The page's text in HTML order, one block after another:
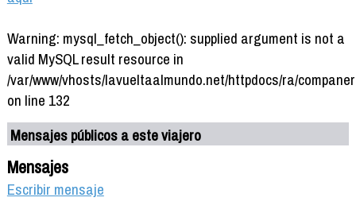
Warning: mysql_fetch_object(): supplied argument is not a
valid MySQL result resource in
/var/www/vhosts/lavueltaalmundo.net/httpdocs/ra/
on line 132
Mensajes públicos a este viajero
Mensajes
Escribir mensaje